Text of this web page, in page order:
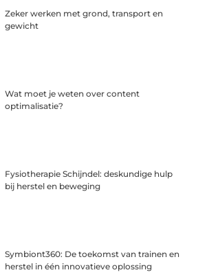
Zeker werken met grond, transport en
gewicht
Wat moet je weten over content
optimalisatie?
Fysiotherapie Schijndel: deskundige hulp
bij herstel en beweging
Symbiont360: De toekomst van trainen en
herstel in één innovatieve oplossing